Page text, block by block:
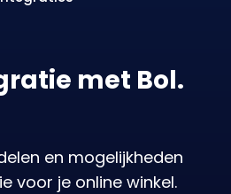
met Bol.
en mogelijkheden
voor je online winkel.